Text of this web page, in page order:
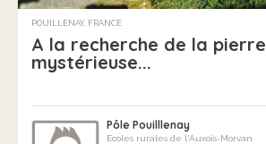
POUILLENAY, FRANCE
A la recherche de la pierre
mystérieuse...
Pôle Pouilllenay
Ecoles rurales de l'Auxois-Morvan